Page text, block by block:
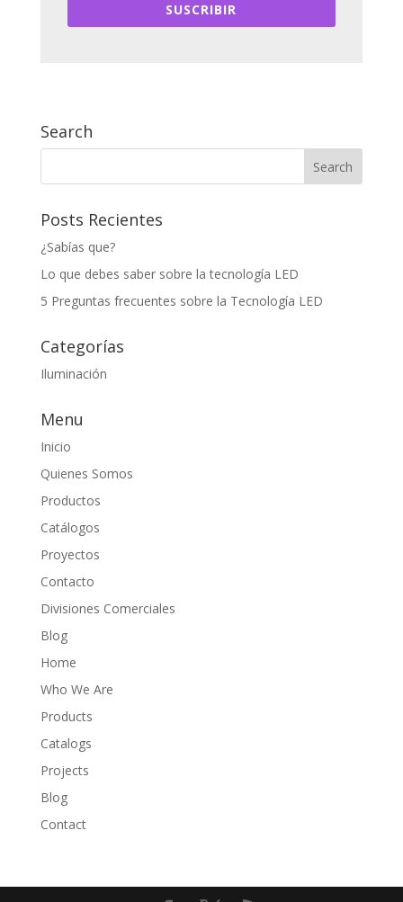
SUSCRIBIR
Search
Posts Recientes
¿Sabías que?
Lo que debes saber sobre la tecnología LED
5 Preguntas frecuentes sobre la Tecnología LED
Categorías
Iluminación
Menu
Inicio
Quienes Somos
Productos
Catálogos
Proyectos
Contacto
Divisiones Comerciales
Blog
Home
Who We Are
Products
Catalogs
Projects
Blog
Contact